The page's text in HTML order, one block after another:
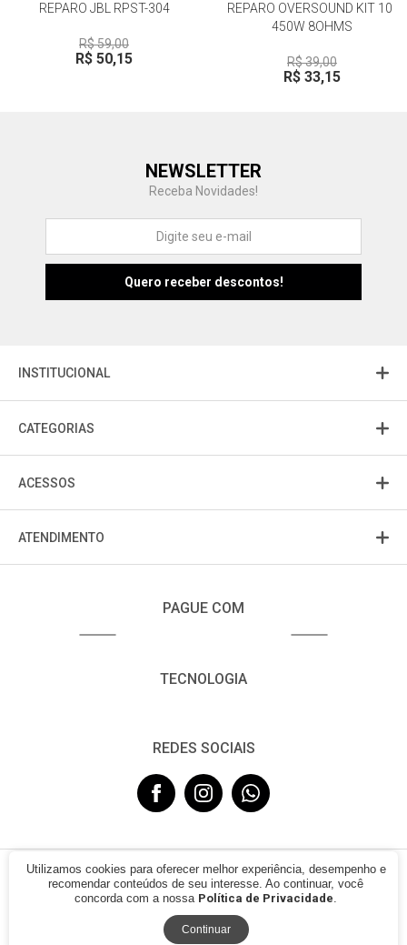
REPARO JBL RPST-304
R$ 59,00
R$ 50,15
REPARO OVERSOUND KIT 10''
450W 8OHMS
R$ 39,00
R$ 33,15
NEWSLETTER
Receba Novidades!
INSTITUCIONAL
CATEGORIAS
ACESSOS
ATENDIMENTO
PAGUE COM
TECNOLOGIA
REDES SOCIAIS
© 2021 - FUJISOM. CNPJ: 08.683.782/0001-12. Todos os direitos
reservados.
Fu Fujisom
Utilizamos cookies para oferecer melhor experiência, desempenho e
recomendar conteúdos de seu interesse. Ao continuar, você
concorda com a nossa Política de Privacidade.
Continuar